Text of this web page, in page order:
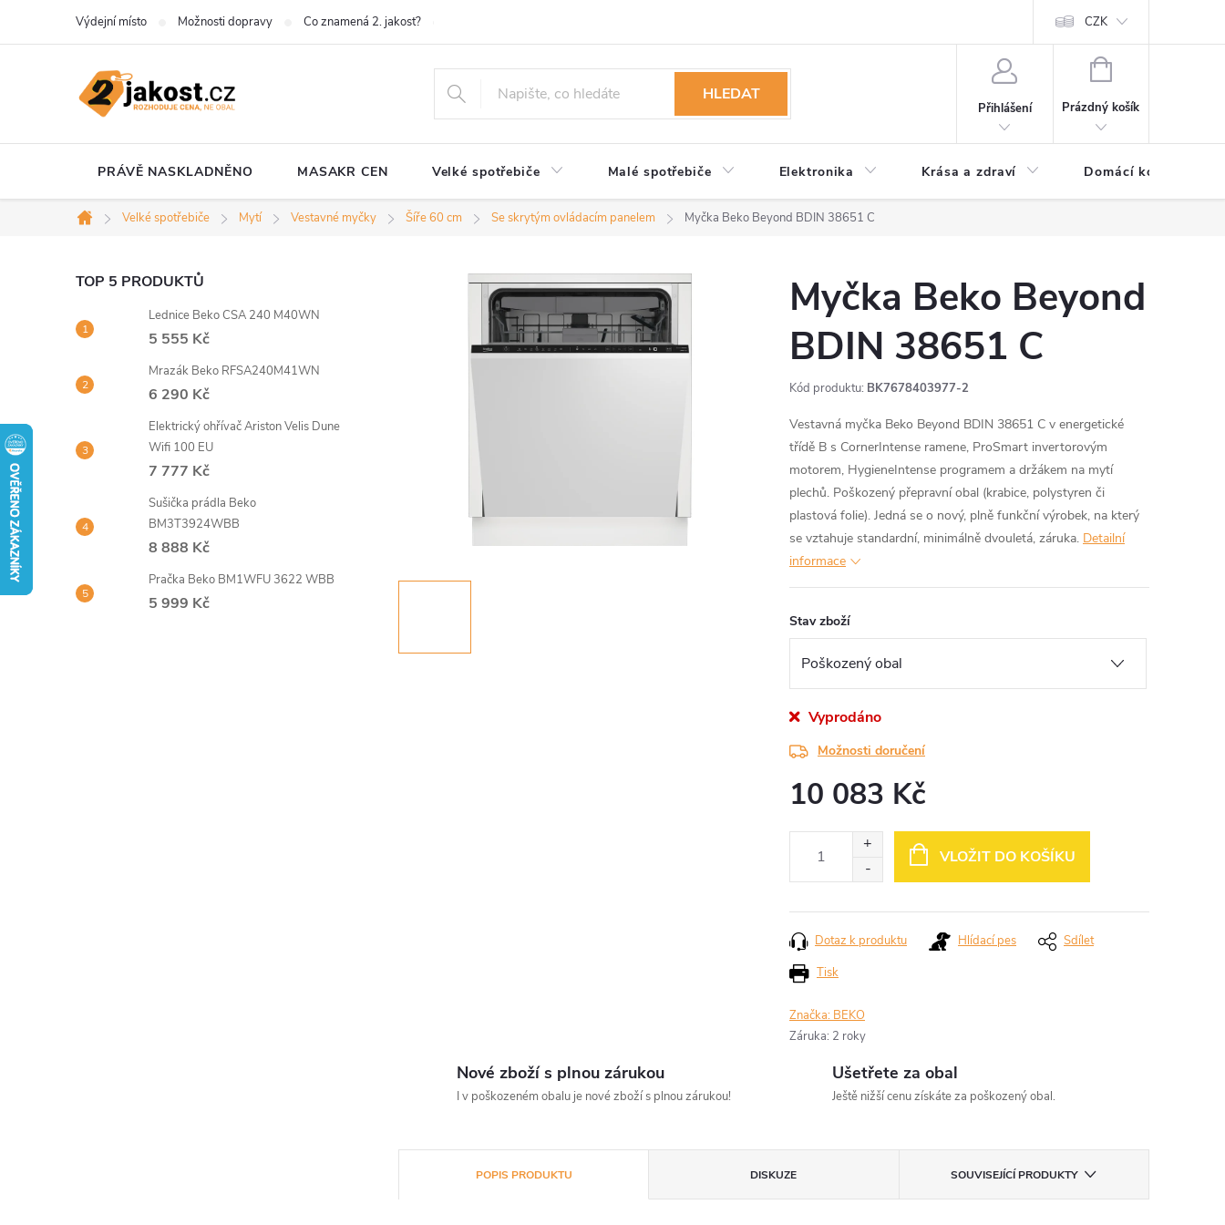
Výdejní místo Možnosti dopravy Co znamená 2. jakost? Prohlášení o ochraně osobních údajů
CZK
HLEDAT
Přihlášení
NÁKUPNÍ
Prázdný košík
PRÁVĚ NASKLADNĚNO MASAKR CEN Velké spotřebiče Malé spotřebiče Elektronika Krása a zdraví Domácí komfort
Domů
Velké spotřebiče Mytí Vestavné myčky Šíře 60 cm Se skrytým ovládacím panelem Myčka Beko Beyond BDIN 38651 C
P
o
s
t
r
a
n
TOP 5 PRODUKTŮ
Lednice Beko CSA 240 M40WN
5 555 Kč
Mrazák Beko RFSA240M41WN
6 290 Kč
Elektrický ohřívač Ariston Velis Dune
Wifi 100 EU
7 777 Kč
Sušička prádla Beko
BM3T3924WBB
8 888 Kč
Pračka Beko BM1WFU 3622 WBB
5 999 Kč
Myčka Beko Beyond
BDIN 38651 C
Kód produktu: BK7678403977-2
Vestavná myčka Beko Beyond BDIN 38651 C v energetické
třídě B s CornerIntense ramene, ProSmart invertorovým
motorem, HygieneIntense programem a držákem na mytí
plechů. Poškozený přepravní obal (krabice, polystyren či
plastová folie). Jedná se o nový, plně funkční výrobek, na který
se vztahuje standardní, minimálně dvouletá, záruka. Detailní
informace
Stav zboží
Vyprodáno
Možnosti doručení
10 083 Kč
VLOŽIT DO KOŠÍKU
Tisk
Dotaz k produktu Hlídací pes Sdílet
Značka: BEKO
Záruka: 2 roky
Nové zboží s plnou zárukou
I v poškozeném obalu je nové zboží s plnou zárukou!
Ušetřete za obal
Ještě nižší cenu získáte za poškozený obal.
POPIS PRODUKTU DISKUZE SOUVISEJÍCÍ PRODUKTY